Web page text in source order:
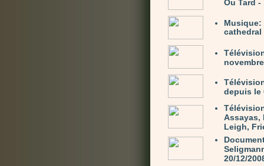
Ou Tard -
Musique:
cathedral
depuis le
Assayas,
Leigh,
20/12/